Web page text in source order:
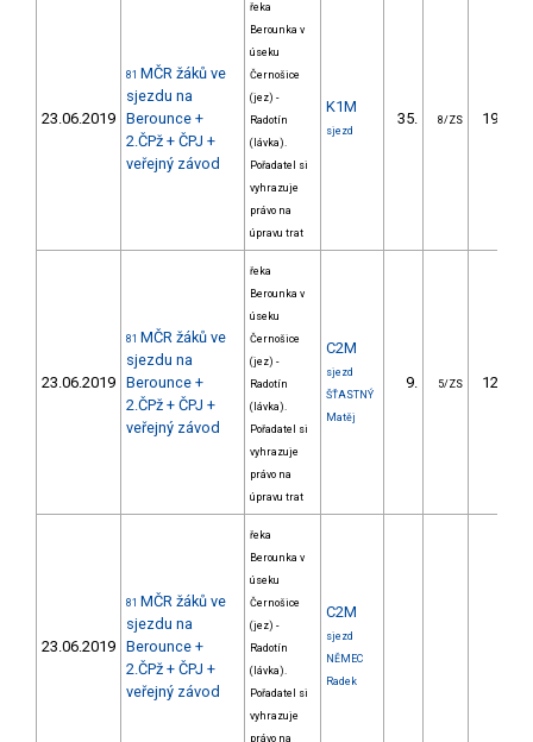
23.06.2019
81 MČR žáků ve
sjezdu na
Berounce +
2.ČPž + ČPJ +
veřejný závod
řeka
Berounka v
úseku
Černošice
(jez) -
Radotín
(lávka).
Pořadatel si
vyhrazuje
právo na
úpravu trat
K1M
sjezd
35. 8/ZS 193.11
23.06.2019
81 MČR žáků ve
sjezdu na
Berounce +
2.ČPž + ČPJ +
veřejný závod
řeka
Berounka v
úseku
Černošice
(jez) -
Radotín
(lávka).
Pořadatel si
vyhrazuje
právo na
úpravu trat
C2M
sjezd
ŠŤASTNÝ
Matěj
9. 5/ZS 125.41
23.06.2019
81 MČR žáků ve
sjezdu na
Berounce +
2.ČPž + ČPJ +
veřejný závod
řeka
Berounka v
úseku
Černošice
(jez) -
Radotín
(lávka).
Pořadatel si
vyhrazuje
právo na
C2M
sjezd
NĚMEC
Radek